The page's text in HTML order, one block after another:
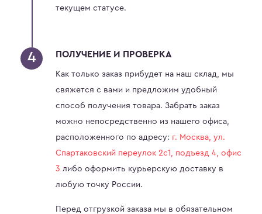
текущем статусе.
ПОЛУЧЕНИЕ И ПРОВЕРКА
Как только заказ прибудет на наш склад, мы
свяжется с вами и предложим удобный
способ получения товара. Забрать заказ
можно непосредственно из нашего офиса,
расположенного по адресу: г. Москва, ул.
Спартаковский переулок 2с1, подъезд 4, офис
3 либо оформить курьерскую доставку в
любую точку России.
Перед отгрузкой заказа мы в обязательном